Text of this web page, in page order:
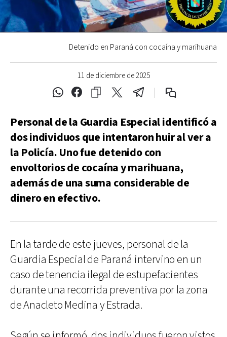
11 de diciembre de 2025
Detenido en Paraná con cocaína y marihuana
Personal de la Guardia Especial identificó a
dos individuos que intentaron huir al ver a
la Policía. Uno fue detenido con
envoltorios de cocaína y marihuana,
además de una suma considerable de
dinero en efectivo.
En la tarde de este jueves, personal de la
Guardia Especial de Paraná intervino en un
caso de tenencia ilegal de estupefacientes
durante una recorrida preventiva por la zona
de Anacleto Medina y Estrada.